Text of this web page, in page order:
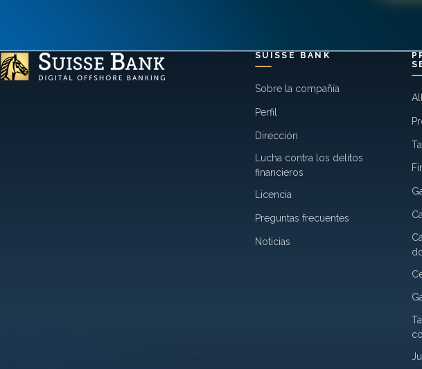
SUISSE BANK
Sobre la compañía
Perfil
Dirección
Lucha contra los delitos
financieros
Licencia
Preguntas frecuentes
Noticias